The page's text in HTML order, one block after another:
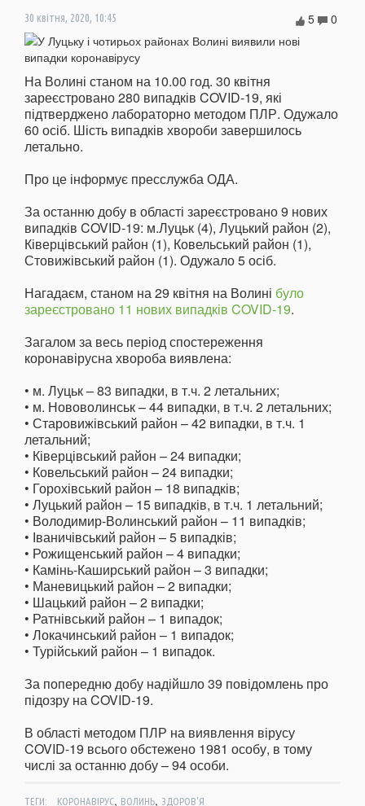
30 квітня, 2020, 10:45 0
5
На Волині станом на 10.00 год. 30 квітня
зареєстровано 280 випадків COVID-19, які
підтверджено лабораторно методом ПЛР. Одужало
60 осіб. Шість випадків хвороби завершилось
летально.
Про це інформує пресслужба ОДА.
За останню добу в області зареєстровано 9 нових
випадків COVID-19: м.Луцьк (4), Луцький район (2),
Ківерцівський район (1), Ковельський район (1),
Стовижівський район (1). Одужало 5 осіб.
Нагадаєм, станом на 29 квітня на Волині було
зареєстровано 11 нових випадків COVID-19.
Загалом за весь період спостереження
коронавірусна хвороба виявлена:
• м. Луцьк – 83 випадки, в т.ч. 2 летальних;
• м. Нововолинськ – 44 випадки, в т.ч. 2 летальних;
• Старовижівський район – 42 випадки, в т.ч. 1
летальний;
• Ківерцівський район – 24 випадки;
• Ковельський район – 24 випадки;
• Горохівський район – 18 випадків;
• Луцький район – 15 випадків, в т.ч. 1 летальний;
• Володимир-Волинський район – 11 випадків;
• Іваничівський район – 5 випадків;
• Рожищенський район – 4 випадки;
• Камінь-Каширський район – 3 випадки;
• Маневицький район – 2 випадки;
• Шацький район – 2 випадки;
• Ратнівський район – 1 випадок;
• Локачинський район – 1 випадок;
• Турійський район – 1 випадок.
За попередню добу надійшло 39 повідомлень про
підозру на COVID-19.
В області методом ПЛР на виявлення вірусу
COVID-19 всього обстежено 1981 особу, в тому
числі за останню добу – 94 особи.
ТЕГИ: КОРОНАВІРУС, ВОЛИНЬ, ЗДОРОВ'Я